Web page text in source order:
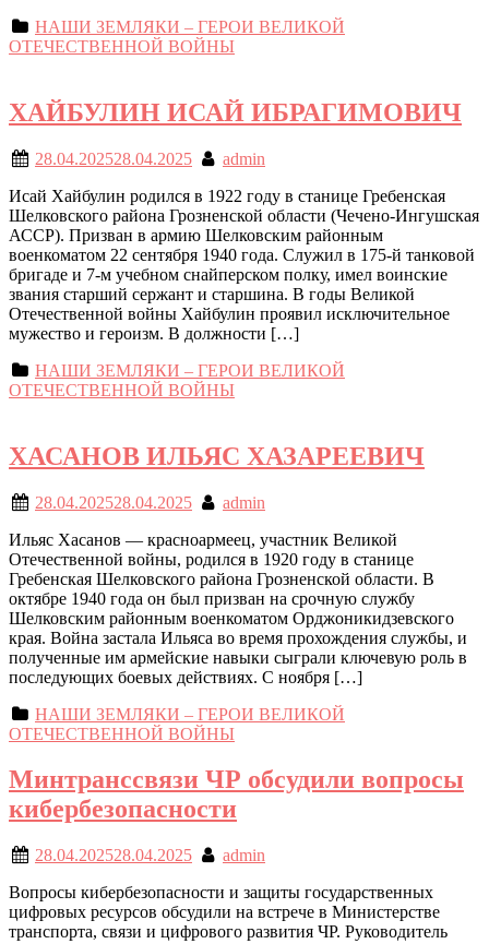
НАШИ ЗЕМЛЯКИ – ГЕРОИ ВЕЛИКОЙ
ОТЕЧЕСТВЕННОЙ ВОЙНЫ
ХАЙБУЛИН ИСАЙ ИБРАГИМОВИЧ
28.04.202528.04.2025
admin
Исай Хайбулин родился в 1922 году в станице Гребенская
Шелковского района Грозненской области (Чечено-Ингушская
АССР). Призван в армию Шелковским районным
военкоматом 22 сентября 1940 года. Служил в 175-й танковой
бригаде и 7-м учебном снайперском полку, имел воинские
звания старший сержант и старшина. В годы Великой
Отечественной войны Хайбулин проявил исключительное
мужество и героизм. В должности […]
НАШИ ЗЕМЛЯКИ – ГЕРОИ ВЕЛИКОЙ
ОТЕЧЕСТВЕННОЙ ВОЙНЫ
ХАСАНОВ ИЛЬЯС ХАЗАРЕЕВИЧ
28.04.202528.04.2025
admin
Ильяс Хасанов — красноармеец, участник Великой
Отечественной войны, родился в 1920 году в станице
Гребенская Шелковского района Грозненской области. В
октябре 1940 года он был призван на срочную службу
Шелковским районным военкоматом Орджоникидзевского
края. Война застала Ильяса во время прохождения службы, и
полученные им армейские навыки сыграли ключевую роль в
последующих боевых действиях. С ноября […]
НАШИ ЗЕМЛЯКИ – ГЕРОИ ВЕЛИКОЙ
ОТЕЧЕСТВЕННОЙ ВОЙНЫ
Минтранссвязи ЧР обсудили вопросы
кибербезопасности
28.04.202528.04.2025
admin
Вопросы кибербезопасности и защиты государственных
цифровых ресурсов обсудили на встрече в Министерстве
транспорта, связи и цифрового развития ЧР. Руководитель